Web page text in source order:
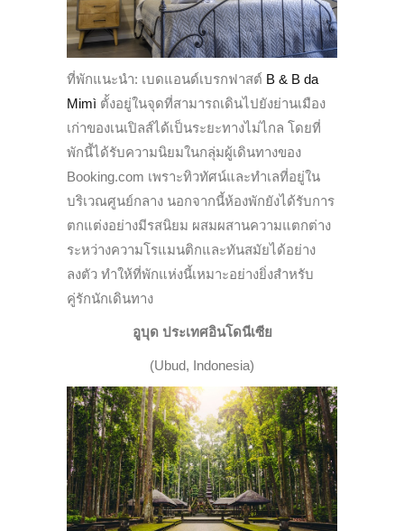
ที่พักแนะนำ: เบดแอนด์เบรกฟาสต์ B & B da
Mimì ตั้งอยู่ในจุดที่สามารถเดินไปยังย่านเมือง
เก่าของเนเปิลส์ได้เป็นระยะทางไม่ไกล โดยที่
พักนี้ได้รับความนิยมในกลุ่มผู้เดินทางของ
Booking.com เพราะทิวทัศน์และทำเลที่อยู่ใน
บริเวณศูนย์กลาง นอกจากนี้ห้องพักยังได้รับการ
ตกแต่งอย่างมีรสนิยม ผสมผสานความแตกต่าง
ระหว่างความโรแมนติกและทันสมัยได้อย่าง
ลงตัว ทำให้ที่พักแห่งนี้เหมาะอย่างยิ่งสำหรับ
คู่รักนักเดินทาง
อูบุด ประเทศอินโดนีเซีย
(Ubud, Indonesia)